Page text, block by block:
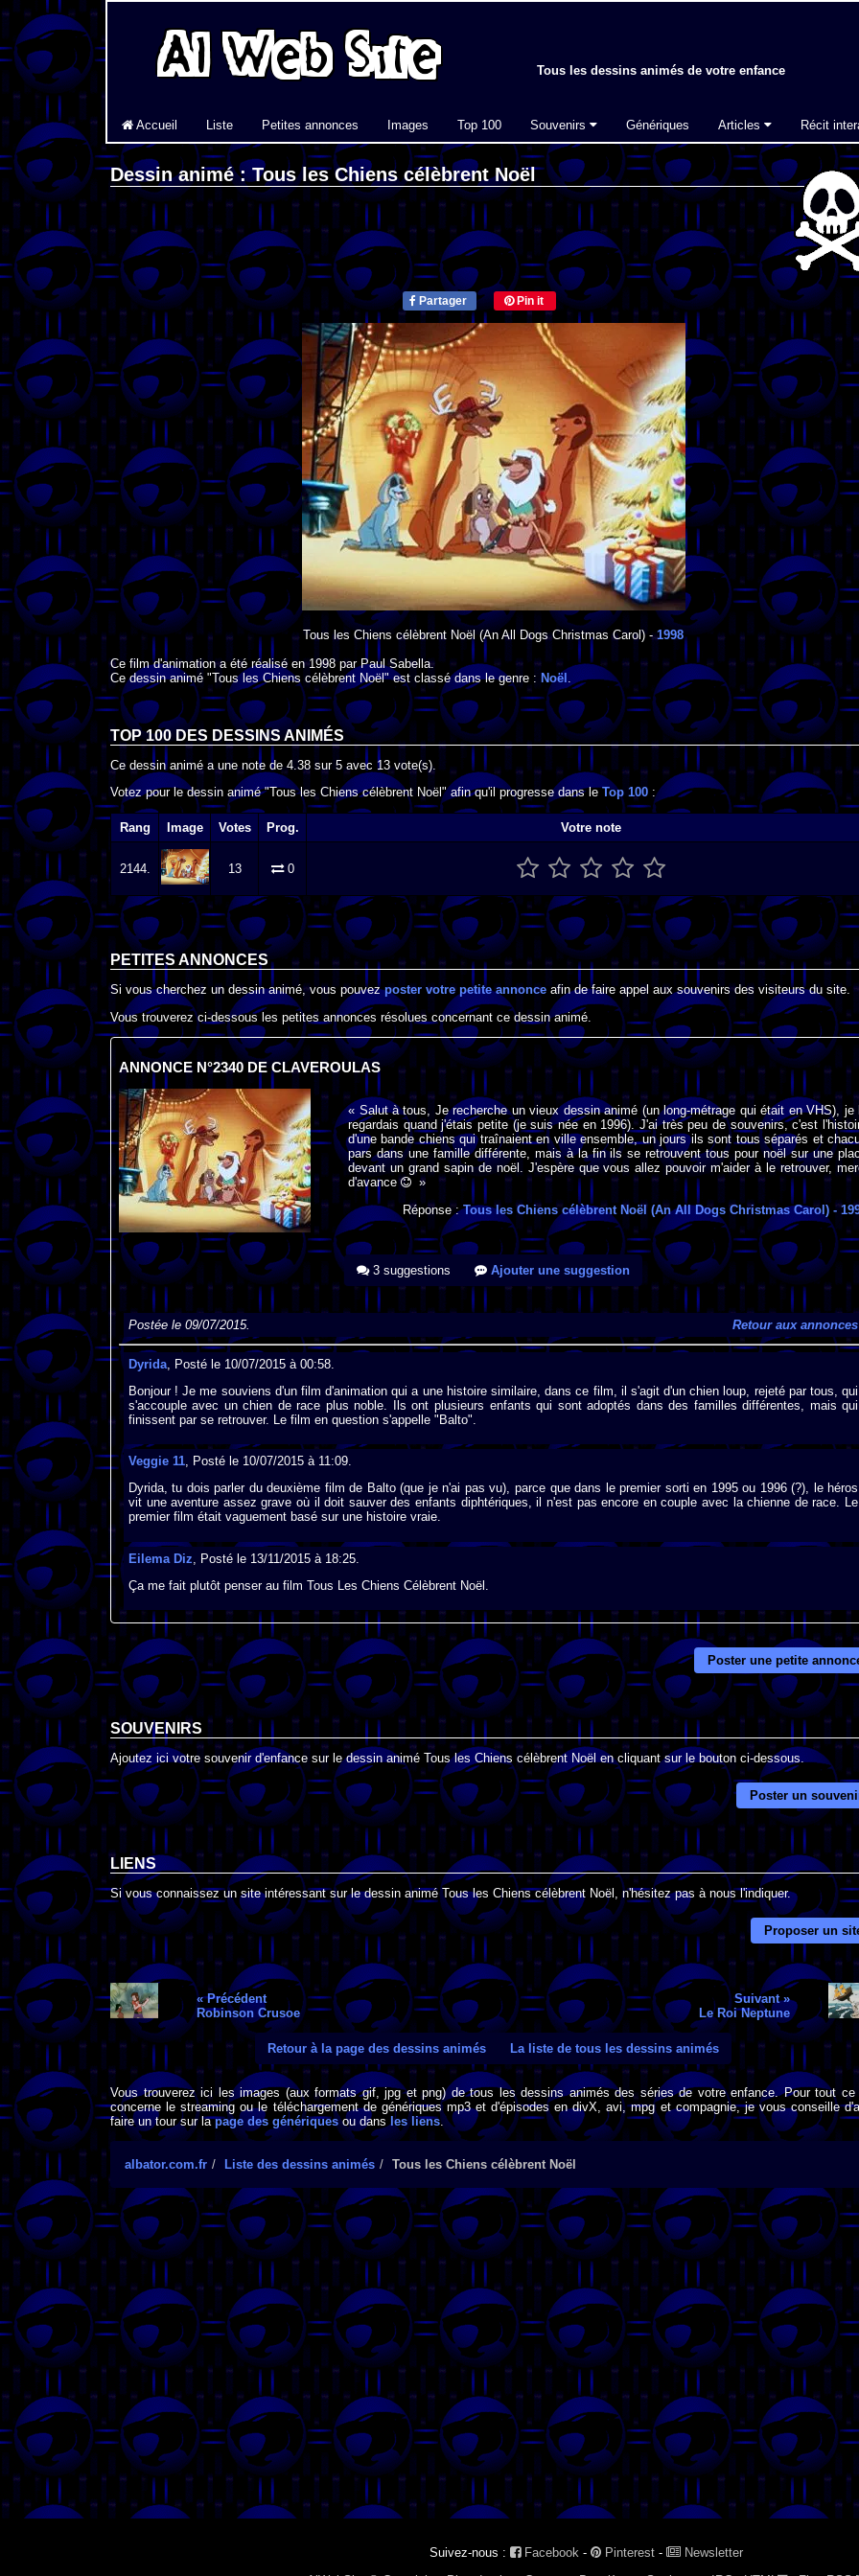
Tous les dessins animés de votre enfance
Accueil Liste Petites annonces Images Top 100 Souvenirs Génériques Articles Récit
Dessin animé : Tous les Chiens célèbrent Noël
Partager Pin it
Tous les Chiens célèbrent Noël(An All Dogs Christmas Carol) -1998
Ce film d'animation a été réalisé en1998parPaul Sabella.
Ce dessin animé "Tous les Chiens célèbrent Noël" est classé dans le genre : Noël .
TOP 100 DES DESSINS ANIMÉS
Ce dessin animé a une note de 4.38 sur 5 avec 13 vote(s).
Votez pour le dessin animé "Tous les Chiens célèbrent Noël" afin qu'il progresse dans leTop 100 :
Rang Image Votes Prog. Votre note
2144. 13 0
PETITES ANNONCES
Si vous cherchez un dessin animé, vous pouvezposter votre petite annonce afin de faire appel aux souvenirs des visiteurs du site.
Vous trouverez ci-dessous les petites annonces résolues concernant ce dessin animé.
ANNONCE N°2340 DE CLAVEROULAS
« Salut à tous, Je recherche un vieux dessin animé (un long-métrage qui était en VHS), je
regardais quand j'étais petite (je suis née en 1996). J'ai très peu de souvenirs, c'est
d'une bande chiens qui traînaient en ville ensemble, un jours ils sont tous séparés et
pars dans une famille différente, mais à la fin ils se retrouvent tous pour noël sur une
devant un grand sapin de noël. J'espère que vous allez pouvoir m'aider à le retrouver,
d'avance
»
Réponse :Tous les Chiens célèbrent Noël (An All Dogs Christmas Carol) -
3 suggestions Ajouter une suggestion
Postée le 09/07/2015. Retour aux annonces
Dyrida, Posté le 10/07/2015 à 00:58.
Bonjour ! Je me souviens d'un film d'animation qui a une histoire similaire, dans ce film, il s'agit d'un chien loup, rejeté par tous, qui
s'accouple avec un chien de race plus noble. Ils ont plusieurs enfants qui sont adoptés dans des familles différentes, mais qui
finissent par se retrouver. Le film en question s'appelle "Balto".
Veggie 11, Posté le 10/07/2015 à 11:09.
Dyrida, tu dois parler du deuxième film de Balto (que je n'ai pas vu), parce que dans le premier sorti en 1995 ou 1996 (?), le héros
vit une aventure assez grave où il doit sauver des enfants diphtériques, il n'est pas encore en couple avec la chienne de race. Le
premier film était vaguement basé sur une histoire vraie.
Eilema Diz , Posté le 13/11/2015 à 18:25.
Ça me fait plutôt penser au film Tous Les Chiens Célèbrent Noël.
Poster une petite
SOUVENIRS
Ajoutez ici votre souvenir d'enfance sur le dessin animé Tous les Chiens célèbrent Noël en cliquant sur le bouton ci-dessous.
Poster un
LIENS
Si vous connaissez un site intéressant sur le dessin animé Tous les Chiens célèbrent Noël, n'hésitez pas à nous l'indiquer.
Proposer un
« Précédent
Robinson Crusoe
Suivant »
Le Roi Neptune
Retour à la page des dessins animés La liste de tous les dessins animés
Vous trouverez ici les images (aux formats gif, jpg et png) de tous les dessins animés des séries de votre enfance. Pour tout ce
concerne le streaming ou le téléchargement de génériques mp3 et d'épisodes en divX, avi, mpg et compagnie, je vous conseille
faire un tour sur lapage des génériquesou dans les liens.
albator.com.fr Liste des dessins animés Tous les Chiens célèbrent Noël
Suivez-nous : Facebook - Pinterest -
Newsletter